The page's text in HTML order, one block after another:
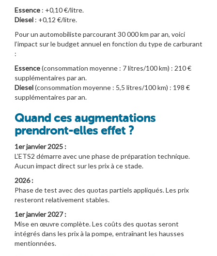
Essence : +0,10 €/litre.
Diesel : +0,12 €/litre.
Pour un automobiliste parcourant 30 000 km par an, voici
l’impact sur le budget annuel en fonction du type de carburant
:
Essence(consommation moyenne : 7 litres/100 km) : 210 €
supplémentaires par an.
Diesel(consommation moyenne : 5,5 litres/100 km) : 198 €
supplémentaires par an.
Quand ces augmentations
prendront-elles effet ?
1er janvier 2025 :
L’ETS2 démarre avec une phase de préparation technique.
Aucun impact direct sur les prix à ce stade.
2026 :
Phase de test avec des quotas partiels appliqués. Les prix
resteront relativement stables.
1er janvier 2027 :
Mise en œuvre complète. Les coûts des quotas seront
intégrés dans les prix à la pompe, entraînant les hausses
mentionnées.